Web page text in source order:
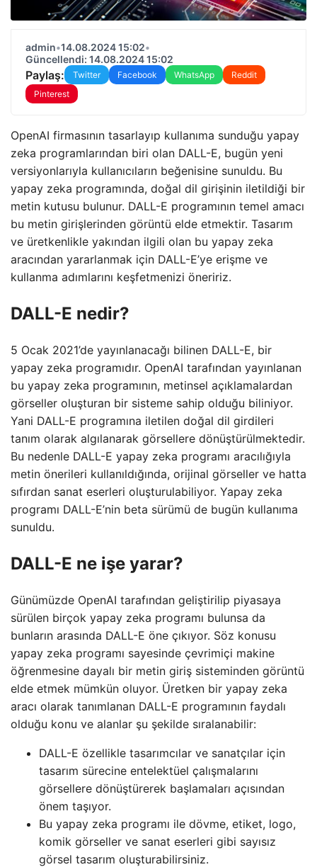
admin•14.08.2024 15:02•
Güncellendi: 14.08.2024 15:02
Paylaş: Twitter Facebook WhatsApp
Reddit
Pinterest
OpenAI firmasının tasarlayıp kullanıma sunduğu yapay
zeka programlarından biri olan DALL-E, bugün yeni
versiyonlarıyla kullanıcıların beğenisine sunuldu. Bu
yapay zeka programında, doğal dil girişinin iletildiği bir
metin kutusu bulunur. DALL-E programının temel amacı
bu metin girişlerinden görüntü elde etmektir. Tasarım
ve üretkenlikle yakından ilgili olan bu yapay zeka
aracından yararlanmak için DALL-E’ye erişme ve
kullanma adımlarını keşfetmenizi öneririz.
DALL-E nedir?
5 Ocak 2021’de yayınlanacağı bilinen DALL-E, bir
yapay zeka programıdır. OpenAI tarafından yayınlanan
bu yapay zeka programının, metinsel açıklamalardan
görseller oluşturan bir sisteme sahip olduğu biliniyor.
Yani DALL-E programına iletilen doğal dil girdileri
tanım olarak algılanarak görsellere dönüştürülmektedir.
Bu nedenle DALL-E yapay zeka programı aracılığıyla
metin önerileri kullanıldığında, orijinal görseller ve hatta
sıfırdan sanat eserleri oluşturulabiliyor. Yapay zeka
programı DALL-E’nin beta sürümü de bugün kullanıma
sunuldu.
DALL-E ne işe yarar?
Günümüzde OpenAI tarafından geliştirilip piyasaya
sürülen birçok yapay zeka programı bulunsa da
bunların arasında DALL-E öne çıkıyor. Söz konusu
yapay zeka programı sayesinde çevrimiçi makine
öğrenmesine dayalı bir metin giriş sisteminden görüntü
elde etmek mümkün oluyor. Üretken bir yapay zeka
aracı olarak tanımlanan DALL-E programının faydalı
olduğu konu ve alanlar şu şekilde sıralanabilir:
DALL-E özellikle tasarımcılar ve sanatçılar için
tasarım sürecine entelektüel çalışmalarını
görsellere dönüştürerek başlamaları açısından
önem taşıyor.
Bu yapay zeka programı ile dövme, etiket, logo,
komik görseller ve sanat eserleri gibi sayısız
görsel tasarım oluşturabilirsiniz.